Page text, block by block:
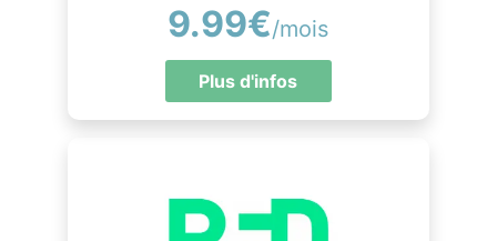
9.99€/mois
Plus d'infos